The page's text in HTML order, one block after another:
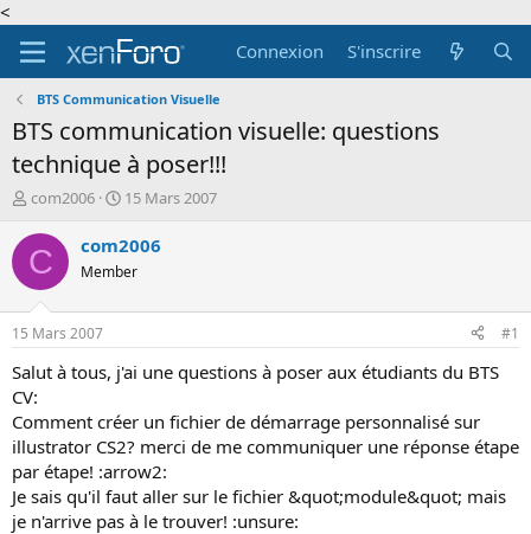
<
Connexion
S'inscrire
BTS Communication Visuelle
BTS communication visuelle: questions
technique à poser!!!
A
t
e
r
d
e
l
a
d
i
s
c
u
s
com2006
D
t
d
é
b
15 Mars 2007
C com2006
Member
15 Mars 2007 #1
Salut à tous, j'ai une questions à poser aux étudiants du BTS
CV:
Comment créer un fichier de démarrage personnalisé sur
illustrator CS2? merci de me communiquer une réponse étape
par étape! :arrow2:
Je sais qu'il faut aller sur le fichier &quot;module&quot; mais
je n'arrive pas à le trouver! :unsure: